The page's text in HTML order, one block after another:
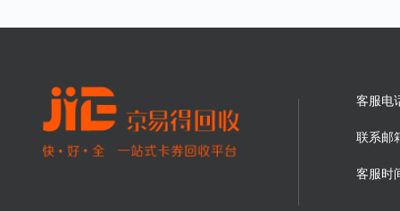
客服电
联系邮
客服时